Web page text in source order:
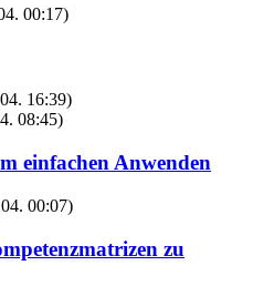
00:17)
16:39)
08:45)
einfachen Anwenden
00:07)
zu